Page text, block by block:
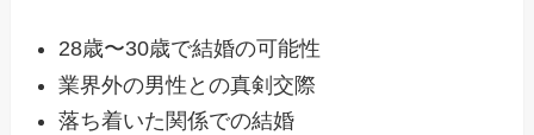
28歳〜30歳で結婚の可能性
業界外の男性との真剣交際
落ち着いた関係での結婚